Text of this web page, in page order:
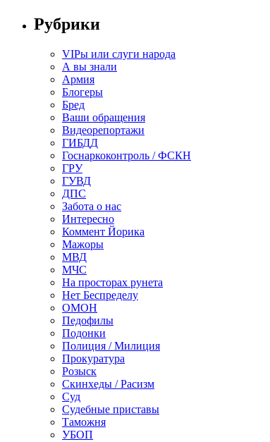
Рубрики
VIPы или слуги народа
А вы знали
Армия
Блогеры
Бред
Ваши обращения
Видеорепортажи
ГИБДД
Госнаркоконтроль / ФСКН
ГРУ
ГУВД
ДПС
Забота о нас
Интересно
Коммент Йорика
Мажоры
МВД
МЧС
На просторах рунета
Нет Беспределу
ОМОН
Педофилы
Подонки
Полиция / Милиция
Прокуратура
Розыск
Скинхеды / Расизм
Суд
Судебные приставы
Таможня
УБОП